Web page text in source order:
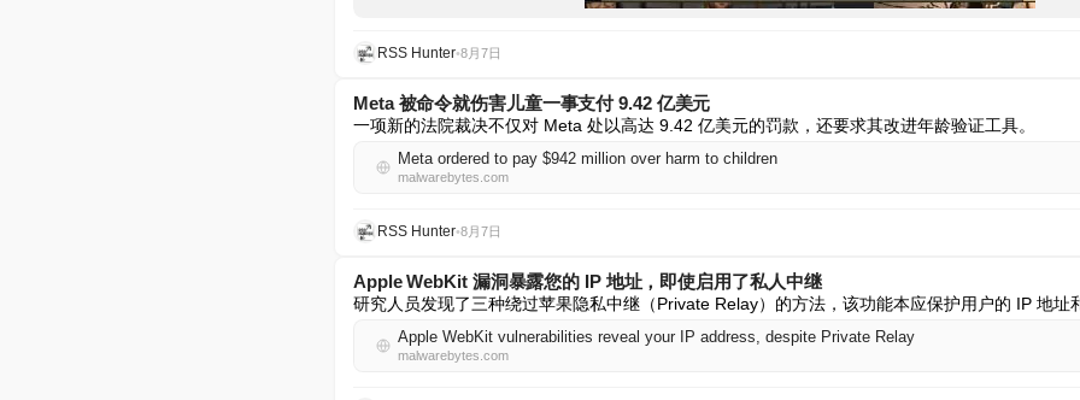
RSS Hunter•8月7日
Meta 被命令就伤害儿童一事支付 9.42 亿美元
一项新的法院裁决不仅对 Meta 处以高达 9.42 亿美元的罚款，还要求其改进年龄验证工具。
Meta ordered to pay $942 million over harm to children
malwarebytes.com
RSS Hunter•8月7日
Apple WebKit 漏洞暴露您的 IP 地址，即使启用了私人中继
研究人员发现了三种绕过苹果隐私中继（Private Relay）的方法，该功能本应保护用户的 IP 地址
Apple WebKit vulnerabilities reveal your IP address, despite Private Relay
malwarebytes.com